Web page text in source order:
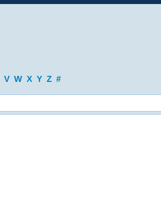
V W X Y Z #